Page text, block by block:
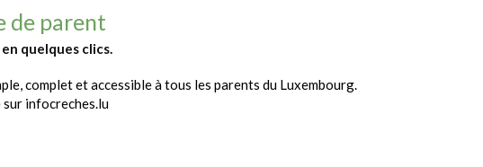
de parent
quelques clics.
complet et accessible à tous les parents du Luxembourg.
infocreches.lu